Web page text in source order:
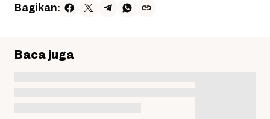
Bagikan:
Baca juga